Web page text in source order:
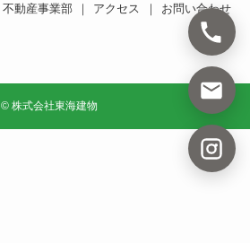
不動産事業部 ｜ アクセス ｜ お問い合わせ
© 株式会社東海建物